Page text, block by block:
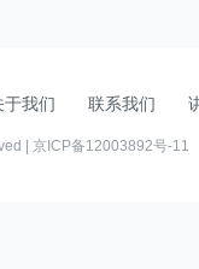
于我们 联系我们
| 京ICP备12003892号-11